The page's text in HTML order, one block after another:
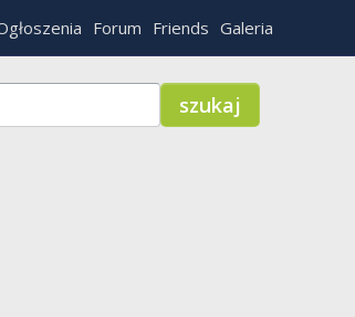
Forum Friends Galeria